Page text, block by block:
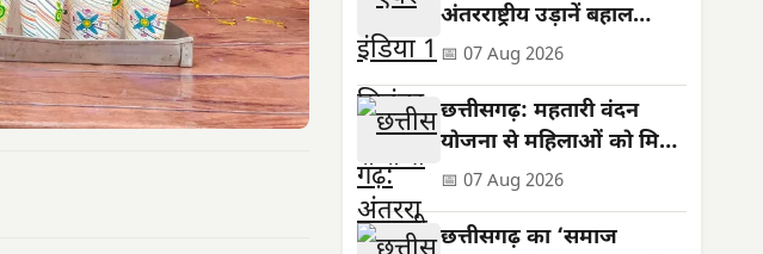
अंतरराष्ट्रीय उड़ानें बहाल
करेगा, फ्रीक्वेंसी भी बढ़ेगी
📅 07 Aug 2026
छत्तीसगढ़: महतारी वंदन
योजना से महिलाओं को मिले
**630 करोड़**,
सशक्तिकरण की नई मिसाल
📅 07 Aug 2026
छत्तीसगढ़ का ‘समाज